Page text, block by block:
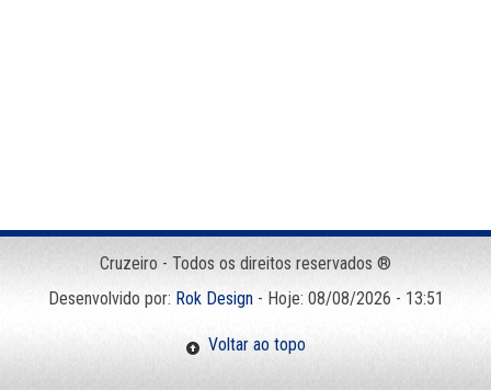
Cruzeiro - Todos os direitos reservados ®
Desenvolvido por: Rok Design- Hoje: 08/08/2026 - 13:51
Voltar ao topo